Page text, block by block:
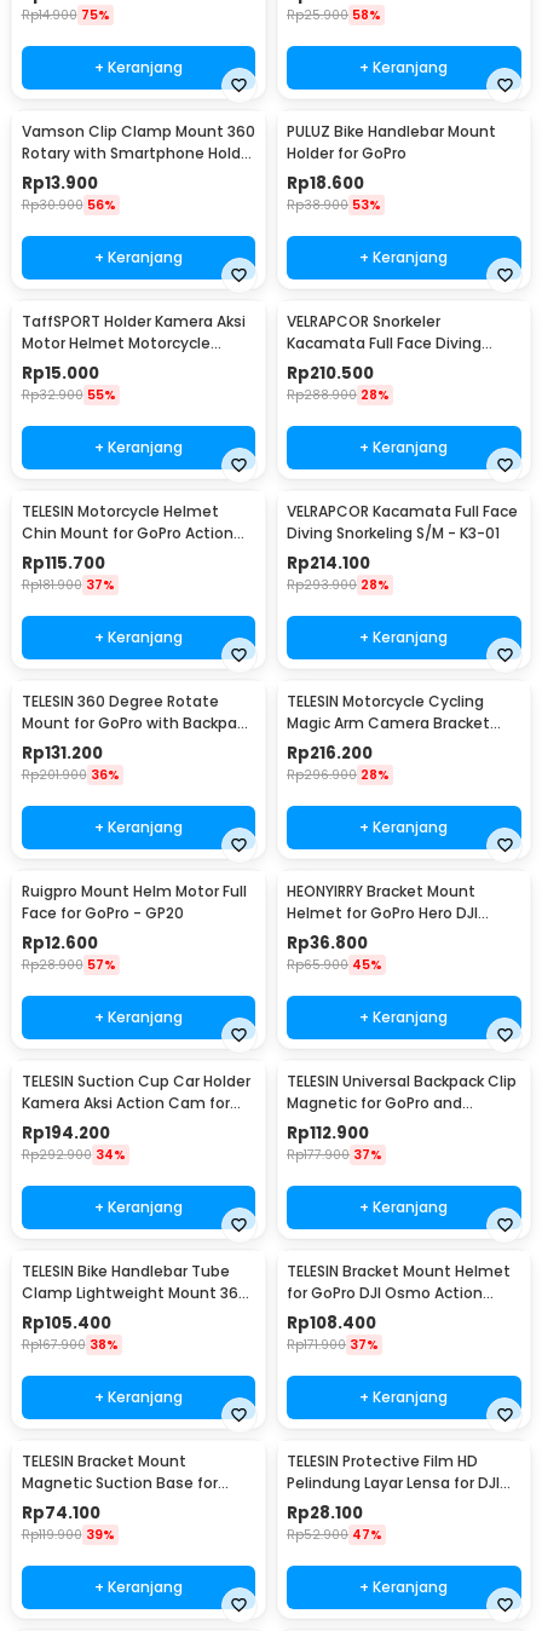
Rp14.900 75%
+ Keranjang
Rp25.900 58%
+ Keranjang
Vamson Clip Clamp Mount 360
Rotary with Smartphone Holder
for GoPro - VP512
Rp13.900
Rp30.900 56%
+ Keranjang
PULUZ Bike Handlebar Mount
Holder for GoPro
Rp18.600
Rp38.900 53%
+ Keranjang
TaffSPORT Holder Kamera Aksi
Motor Helmet Motorcycle
Action Cam Holder - JSP47
Rp15.000
Rp32.900 55%
+ Keranjang
VELRAPCOR Snorkeler
Kacamata Full Face Diving
Snorkeling L/XL - K3
Rp210.500
Rp288.900 28%
+ Keranjang
TELESIN Motorcycle Helmet
Chin Mount for GoPro Action
Cam - GP-HBM-MT2
Rp115.700
Rp181.900 37%
+ Keranjang
VELRAPCOR Kacamata Full Face
Diving Snorkeling S/M - K3-01
Rp214.100
Rp293.900 28%
+ Keranjang
TELESIN 360 Degree Rotate
Mount for GoPro with Backpack
Bracket - GP-BPM-005
Rp131.200
Rp201.900 36%
+ Keranjang
TELESIN Motorcycle Cycling
Magic Arm Camera Bracket
Mount Clip GoPro - GP-HBM-
001
Rp216.200
Rp296.900 28%
+ Keranjang
Ruigpro Mount Helm Motor Full
Face for GoPro - GP20
Rp12.600
Rp28.900 57%
+ Keranjang
HEONYIRRY Bracket Mount
Helmet for GoPro Hero DJI
Action Camera - HE11
Rp36.800
Rp65.900 45%
+ Keranjang
TELESIN Suction Cup Car Holder
Kamera Aksi Action Cam for
GoPro 10/9 - TE-SUC-010
Rp194.200
Rp292.900 34%
+ Keranjang
TELESIN Universal Backpack Clip
Magnetic for GoPro and
Smartphone - GP-JFM-009
Rp112.900
Rp177.900 37%
+ Keranjang
TELESIN Bike Handlebar Tube
Clamp Lightweight Mount 360
Rotary Clamp - TE-HBM-004
Rp105.400
Rp167.900 38%
+ Keranjang
TELESIN Bracket Mount Helmet
for GoPro DJI Osmo Action
Camera - GP-HBM-MT2-YH
Rp108.400
Rp171.900 37%
+ Keranjang
TELESIN Bracket Mount
Magnetic Suction Base for
Insta360 GO 3 Camera - MAG-
005
Rp74.100
Rp119.900 39%
+ Keranjang
TELESIN Protective Film HD
Pelindung Layar Lensa for DJI
Action 3/4 - OA-FLM-008
Rp28.100
Rp52.900 47%
+ Keranjang